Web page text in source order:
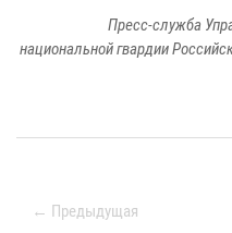
Пресс-служба
национальной гвардии
← Предыдущая